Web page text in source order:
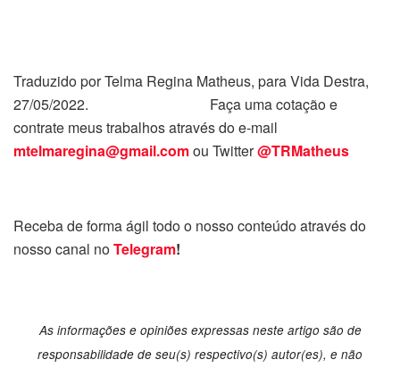
Traduzido por Telma Regina Matheus, para Vida Destra,
27/05/2022. Faça uma cotação e
contrate meus trabalhos através do e-mail
mtelmaregina@gmail.comou Twitter@TRMatheus
Receba de forma ágil todo o nosso conteúdo através do
nosso canal noTelegram!
As informações e opiniões expressas neste artigo são de
responsabilidade de seu(s) respectivo(s) autor(es), e não